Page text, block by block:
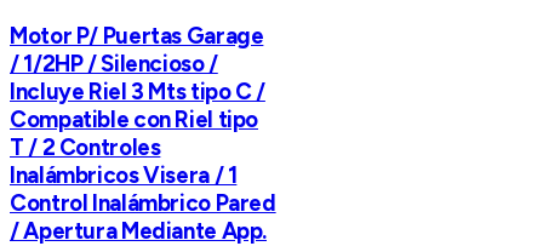
Motor P/ Puertas Garage
/ 1/2HP / Silencioso /
Incluye Riel 3 Mts tipo C /
Compatible con Riel tipo
T / 2 Controles
Inalámbricos Visera / 1
Control Inalámbrico Pared
/ Apertura Mediante App.